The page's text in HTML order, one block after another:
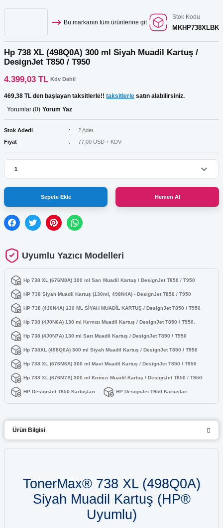
Bu markanın tüm ürünlerine git
Stok Kodu
MKHP738XLBK
Hp 738 XL (498Q0A) 300 ml Siyah Muadil Kartuş /
DesignJet T850 / T950
4.399,03 TL Kdv Dahil
469,38 TL den başlayan taksitlerle!! taksitlerle satın alabilirsiniz.
Yorumlar (0) Yorum Yaz
Stok Adedi
2 Adet
Fiyat
77,00 USD + KDV
Sepete Ekle Hemen Al
Uyumlu Yazıcı Modelleri
Hp 738 XL (676M8A) 300 ml Sarı Muadil Kartuş / DesignJet T850 / T950
HP 738 Siyah Muadil Kartuş (130ml, 498N4A) - DesignJet T850 / T950
HP 738 (4J0N4A) 130 ML SİYAH MUADİL KARTUŞ / DesignJet T850 / T950
Hp 738 (4J0N6A) 130 ml Kırmızı Muadil Kartuş / DesignJet T850 / T950.
Hp 738 (4J0N7A) 130 ml Sarı Muadil Kartuş / DesignJet T850 / T950
Hp 738XL (498Q0A) 300 ml Siyah Muadil Kartuş / DesignJet T850 / T950
Hp 738 XL (676M6A) 300 ml Mavi Muadil Kartuş / DesignJet T850 / T950
Hp 738 XL (676M7A) 300 ml Kırmızı Muadil Kartuş / DesignJet T850 / T950
HP DesignJet T850 Kartuşları HP DesignJet T950 Kartuşları
Ürün Bilgisi
TonerMax® 738 XL (498Q0A)
Siyah Muadil Kartuş (HP®
Uyumlu)